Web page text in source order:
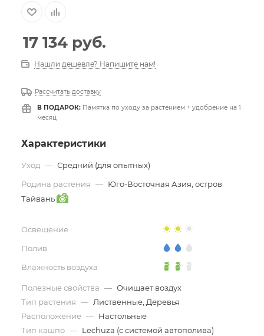
17 134 руб.
Нашли дешевле? Напишите нам!
Рассчитать доставку
В ПОДАРОК: Памятка по уходу за растением + удобрение на 1
месяц
Характеристики
Уход — Средний (для опытных)
Родина растения — Юго-Восточная Азия, остров
Тайвань
Освещение
Полив
Влажность воздуха
Полезные свойства — Очищает воздух
Тип растения — Лиственные, Деревья
Расположение — Настольные
Тип кашпо — Lechuza (с системой автополива)